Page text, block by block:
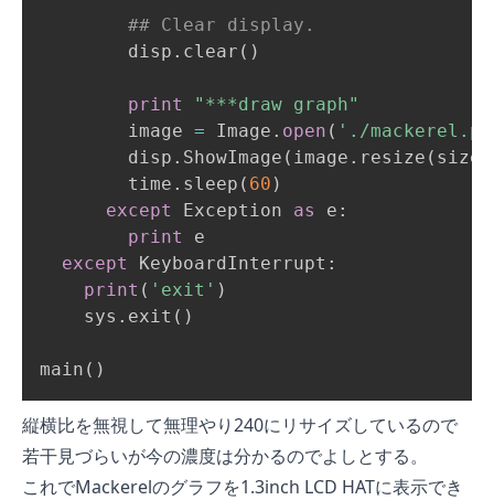
## Clear display.
        disp
. clear ( )
print
"***draw graph"
        image
= Image . open ( './
        disp
. ShowImage ( image . resize ( size
        time
. sleep ( 60 )
except
Exception as e :
print
e
except
KeyboardInterrupt :
print ( 'exit' )
    sys
. exit ( )
main ( )
縦横比を無視して無理やり240にリサイズしているので
若干見づらいが今の濃度は分かるのでよしとする。
これでMackerelのグラフを1.3inch LCD HATに表示でき